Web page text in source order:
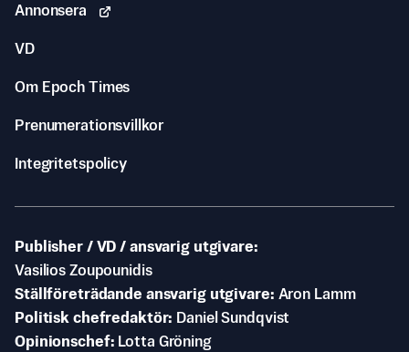
Annonsera
VD
Om Epoch Times
Prenumerationsvillkor
Integritetspolicy
Publisher / VD / ansvarig utgivare
Vasilios Zoupounidis
Ställföreträdande ansvarig utgivare Aron Lamm
Politisk chefredaktör
Daniel Sundqvist
Opinionschef
Lotta Gröning